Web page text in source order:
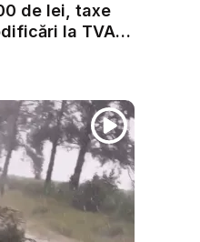
de lei, taxe
la TVA.